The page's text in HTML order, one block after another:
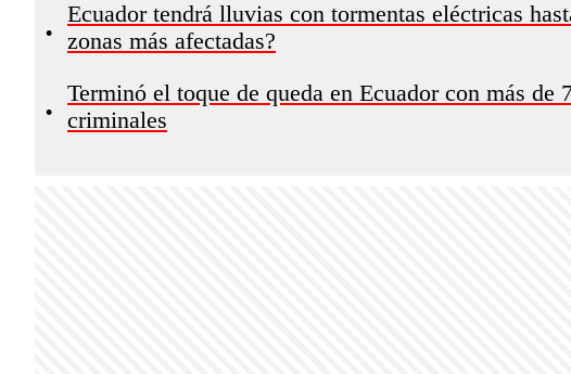
•
Ecuador tendrá lluvias con tormentas eléctricas
zonas más afectadas?
•
Terminó el toque de queda en Ecuador con más de
criminales